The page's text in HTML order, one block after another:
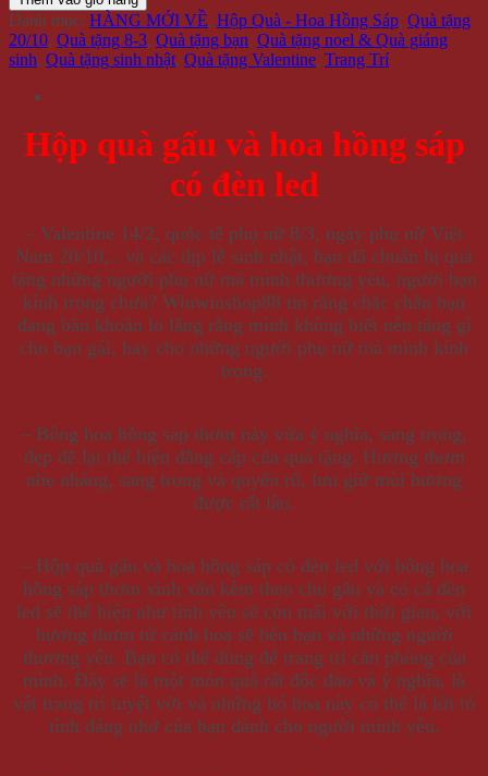
Danh mục: HÀNG MỚI VỀ, Hộp Quà - Hoa Hồng Sáp, Quà tặng
20/10, Quà tặng 8-3, Quà tặng bạn, Quà tặng noel & Quà giáng
sinh, Quà tặng sinh nhật, Quà tặng Valentine, Trang Trí
Hộp quà gấu và hoa hồng sáp
có đèn led
– Valentine 14/2, quốc tế phụ nữ 8/3, ngày phụ nữ Việt
Nam 20/10,.. và các dịp lễ sinh nhật, bạn đã chuẩn bị quà
tặng những người phụ nữ mà mình thương yêu, người bạn
kính trọng chưa? Winwinshop88 tin rằng chắc chắn bạn
đang băn khoăn lo lắng rằng mình không biết nên tặng gì
cho bạn gái, hay cho những người phụ nữ mà mình kính
trọng.
– Bông hoa hồng sáp thơm này vừa ý nghĩa, sang trọng,
đẹp đẽ lại thể hiện đẳng cấp của quà tặng. Hương thơm
nhẹ nhàng, sang trọng và quyến rũ, lưu giữ mùi hương
được rất lâu.
– Hộp quà gấu và hoa hồng sáp có đèn led với bông hoa
hồng sáp thơm xinh xắn kèm theo chú gấu và có cả đèn
led sẽ thể hiện như tình yêu sẽ còn mãi với thời gian, với
hương thơm từ cánh hoa sẽ bên bạn và những người
thương yêu. Bạn có thể dùng để trang trí căn phòng của
mình. Đây sẽ là một món quà rất độc đáo và ý nghĩa, là
vật trang trí tuyệt vời và những bó hoa này có thể là lời tỏ
tình đáng nhớ của bạn dành cho người mình yêu.